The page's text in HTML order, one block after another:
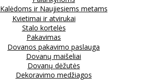
Kalėdoms ir Naujiesiems metams
Kvietimai ir atvirukai
Stalo kortelės
Pakavimas
Dovanos pakavimo paslauga
Dovanų maišeliai
Dovanų dėžutės
Dekoravimo medžiagos